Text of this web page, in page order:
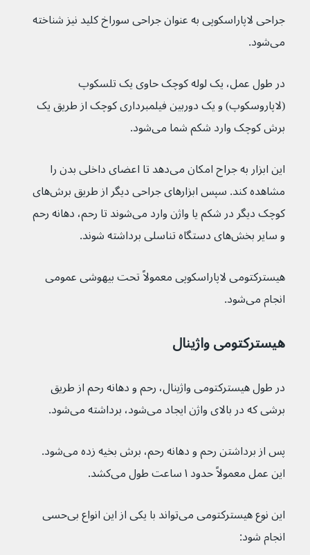
جراحی لاپاراسکوپی به عنوان جراحی سوراخ کلید نیز شناخته
می‌شود.
در طول عمل، یک لوله کوچک حاوی یک تلسکوپ
(لاپاروسکوپ) و یک دوربین فیلمبرداری کوچک از طریق یک
برش کوچک وارد شکم شما می‌شود.
این ابزار به جراح امکان می‌دهد تا اعضای داخلی بدن را
مشاهده کند. سپس ابزارهای جراحی دیگر از طریق برش‌های
کوچک دیگر در شکم یا واژن وارد می‌شوند تا رحم، دهانه رحم
و سایر بخش‌های دستگاه تناسلی برداشته شوند.
هیسترکتومی لاپاراسکوپی معمولاً تحت بیهوشی عمومی
انجام می‌شود.
هیسترکتومی واژینال
در طول هیسترکتومی واژینال، رحم و دهانه رحم از طریق
برشی که در بالای واژن ایجاد می‌شود، برداشته می‌شود.
پس از برداشتن رحم و دهانه رحم، برش بخیه زده می‌شود.
این عمل معمولاً حدود ۱ ساعت طول می‌کشد.
این نوع هیسترکتومی می‌تواند با یکی از این انواع بی‌حسی‌
انجام شود: